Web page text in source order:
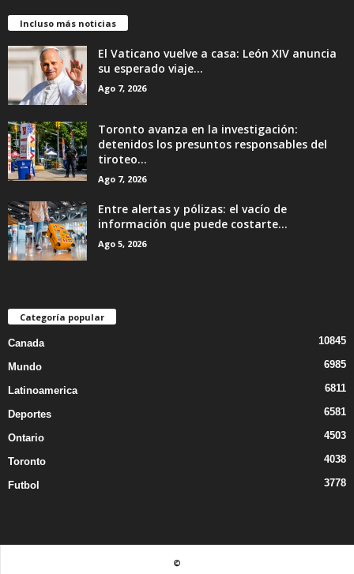
Incluso más noticias
El Vaticano vuelve a casa: León XIV anuncia
su esperado viaje...
Ago 7, 2026
Toronto avanza en la investigación:
detenidos los presuntos responsables del
tiroteo...
Ago 7, 2026
Entre alertas y pólizas: el vacío de
información que puede costarte...
Ago 5, 2026
Categoría popular
Canada 10845
Mundo 6985
Latinoamerica 6811
Deportes 6581
Ontario 4503
Toronto 4038
Futbol 3778
©